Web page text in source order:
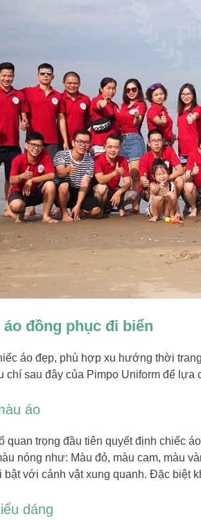
áo đồng phục đi biển
áo đẹp, phù hợp xu hướng thời
chí sau đây của Pimpo Uniform để lựa
áo
quan trọng đầu tiên quyết định chiếc
nóng như: Màu đỏ, màu cam, màu
bật với cảnh vật xung quanh. Đặc biệt
dáng